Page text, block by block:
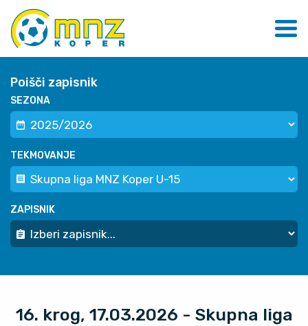
Poišči zapisnik
SEZONA
TEKMOVANJE
ZAPISNIK
16. krog, 17.03.2026 - Skupna liga